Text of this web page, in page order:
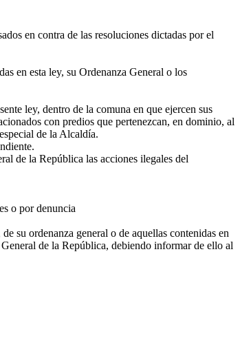
en contra de las resoluciones dictadas por el
en esta ley, su Ordenanza General o los
ley, dentro de la comuna en que ejercen sus
con predios que pertenezcan, en dominio, al
de la Alcaldía.
de la República las acciones ilegales del
o por denuncia
su ordenanza general o de aquellas contenidas en
de la República, debiendo informar de ello al